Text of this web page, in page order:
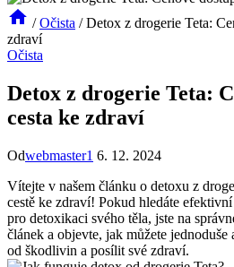
/ Očista / Detox z drogerie Teta:
zdraví
Očista
Detox z drogerie Teta:
cesta ke zdraví
Odwebmaster1 6. 12. 2024
Vítejte v našem článku o detoxu z
cestě ke zdraví! Pokud hledáte
pro detoxikaci svého těla, jste na
článek a objevte, jak můžete jednoduše
od škodlivin a posílit své zdraví.